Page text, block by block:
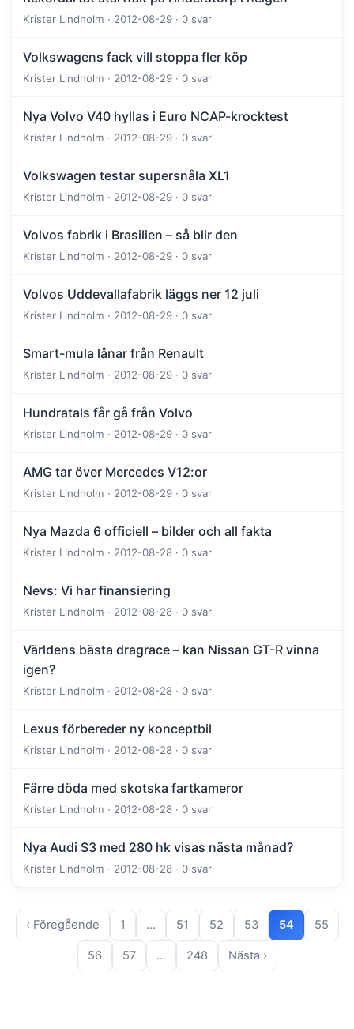
Krister Lindholm · 2012-08-29 · 0 svar
Volkswagens fack vill stoppa fler köp
Krister Lindholm · 2012-08-29 · 0 svar
Nya Volvo V40 hyllas i Euro NCAP-krocktest
Krister Lindholm · 2012-08-29 · 0 svar
Volkswagen testar supersnåla XL1
Krister Lindholm · 2012-08-29 · 0 svar
Volvos fabrik i Brasilien – så blir den
Krister Lindholm · 2012-08-29 · 0 svar
Volvos Uddevallafabrik läggs ner 12 juli
Krister Lindholm · 2012-08-29 · 0 svar
Smart-mula lånar från Renault
Krister Lindholm · 2012-08-29 · 0 svar
Hundratals får gå från Volvo
Krister Lindholm · 2012-08-29 · 0 svar
AMG tar över Mercedes V12:or
Krister Lindholm · 2012-08-29 · 0 svar
Nya Mazda 6 officiell – bilder och all fakta
Krister Lindholm · 2012-08-28 · 0 svar
Nevs: Vi har finansiering
Krister Lindholm · 2012-08-28 · 0 svar
Världens bästa dragrace – kan Nissan GT-R vinna
igen?
Krister Lindholm · 2012-08-28 · 0 svar
Lexus förbereder ny konceptbil
Krister Lindholm · 2012-08-28 · 0 svar
Färre döda med skotska fartkameror
Krister Lindholm · 2012-08-28 · 0 svar
Nya Audi S3 med 280 hk visas nästa månad?
Krister Lindholm · 2012-08-28 · 0 svar
‹ Föregående 1 … 51 52 53 54 55
56 57 … 248 Nästa ›